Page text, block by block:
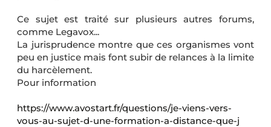
Ce sujet est traité sur plusieurs autres forums,
comme Legavox...
La jurisprudence montre que ces organismes vont
peu en justice mais font subir de relances à la limite
du harcèlement.
Pour information
https://www.avostart.fr/questions/je-viens-vers-
vous-au-sujet-d-une-formation-a-distance-que-j